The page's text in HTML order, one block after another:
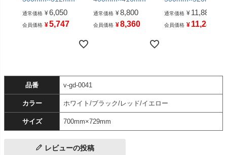
通常価格 ¥6,050
会員価格 ¥5,747
通常価格 ¥8,800
会員価格 ¥8,360
通常価格 ¥ 11,880
会員価格 ¥ 11,286
品番 v-gd-0041
カラー ホワイト/ブラック/レッド/イエロー
サイズ 700mm×729mm
レビューの投稿